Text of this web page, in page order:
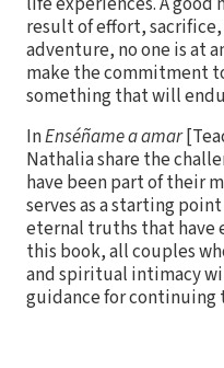
result of effort,
adventure, no one is at
make the commitment
something that will
InEnséñame a amar
Nathalia share the
have been part of their
serves as a starting
eternal truths that have
this book, all couples
and spiritual intimacy
guidance for continuing